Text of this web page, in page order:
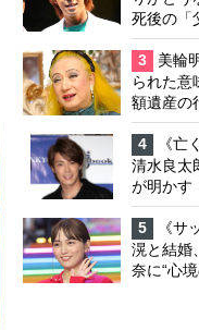
死後の「
布施辰徳
違う」
3
美輪
られた意
額遺産の
私生活を
優が相続
4
《亡
清水良太
が明かす
メッセー
5
《サ
滉と結婚
奈に“心
って「